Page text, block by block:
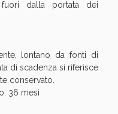
dalla portata dei
lontano da fonti di
di scadenza si riferisce
conservato.
36 mesi